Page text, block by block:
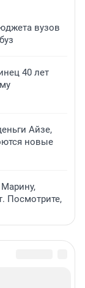
вузов
40 лет
Айзе,
новые
Посмотрите,